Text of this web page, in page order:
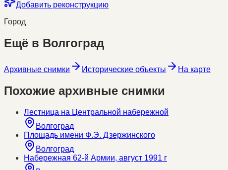
Добавить реконструкцию
Город
Ещё в Волгоград
Архивные снимки Исторические объекты На карте
Похожие архивные снимки
Лестница на Центральной набережной
Волгоград
Площадь имени Ф.Э. Дзержинского
Волгоград
Набережная 62-й Армии, август 1991 г